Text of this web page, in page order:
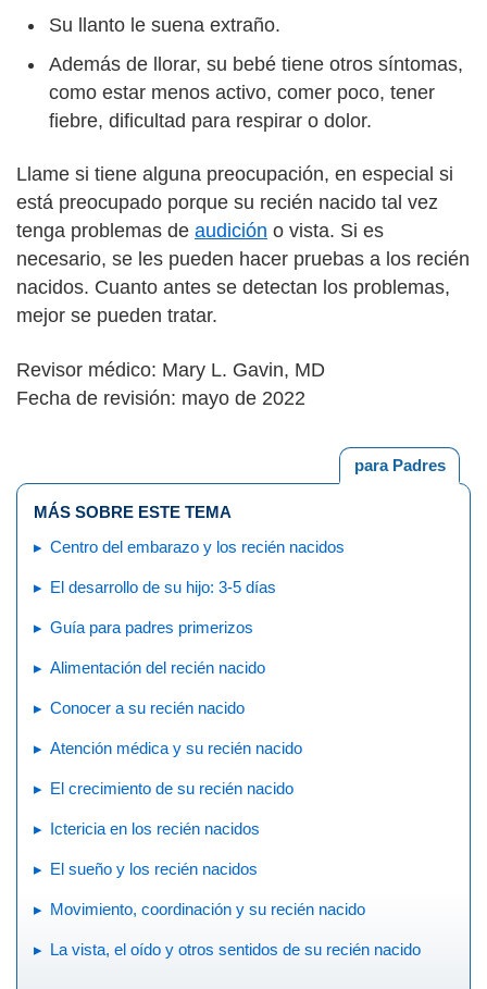
Su llanto le suena extraño.
Además de llorar, su bebé tiene otros síntomas,
como estar menos activo, comer poco, tener
fiebre, dificultad para respirar o dolor.
Llame si tiene alguna preocupación, en especial si
está preocupado porque su recién nacido tal vez
tenga problemas de audición o vista. Si es
necesario, se les pueden hacer pruebas a los recién
nacidos. Cuanto antes se detectan los problemas,
mejor se pueden tratar.
Revisor médico: Mary L. Gavin, MD
Fecha de revisión: mayo de 2022
para Padres
MÁS SOBRE ESTE TEMA
Centro del embarazo y los recién nacidos
El desarrollo de su hijo: 3-5 días
Guía para padres primerizos
Alimentación del recién nacido
Conocer a su recién nacido
Atención médica y su recién nacido
El crecimiento de su recién nacido
Ictericia en los recién nacidos
El sueño y los recién nacidos
Movimiento, coordinación y su recién nacido
La vista, el oído y otros sentidos de su recién nacido